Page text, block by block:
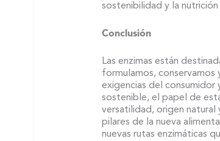
sostenibilidad y la nutrición
Conclusión
Las enzimas están
formulamos,
exigencias del consumidor
sostenible, el papel de
versatilidad, origen
pilares de la nueva
nuevas rutas enzimáticas